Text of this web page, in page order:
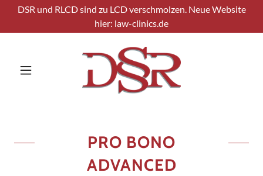
DSR und RLCD sind zu LCD verschmolzen. Neue Website
hier: law-clinics.de
PRO BONO
ADVANCED